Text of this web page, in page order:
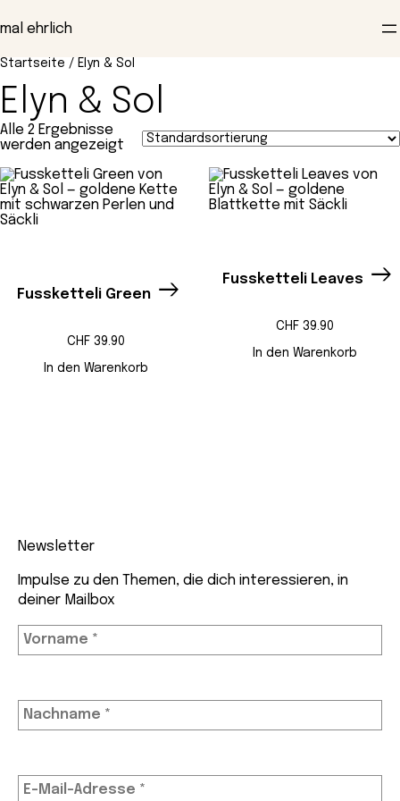
Inhalt
springen
mal ehrlich
Startseite / Elyn & Sol
Elyn & Sol
Alle 2 Ergebnisse
werden angezeigt
Fussketteli Green
CHF 39.90
In den Warenkorb
Fussketteli Leaves
CHF 39.90
In den Warenkorb
Newsletter
Impulse zu den Themen, die dich interessieren, in
deiner Mailbox